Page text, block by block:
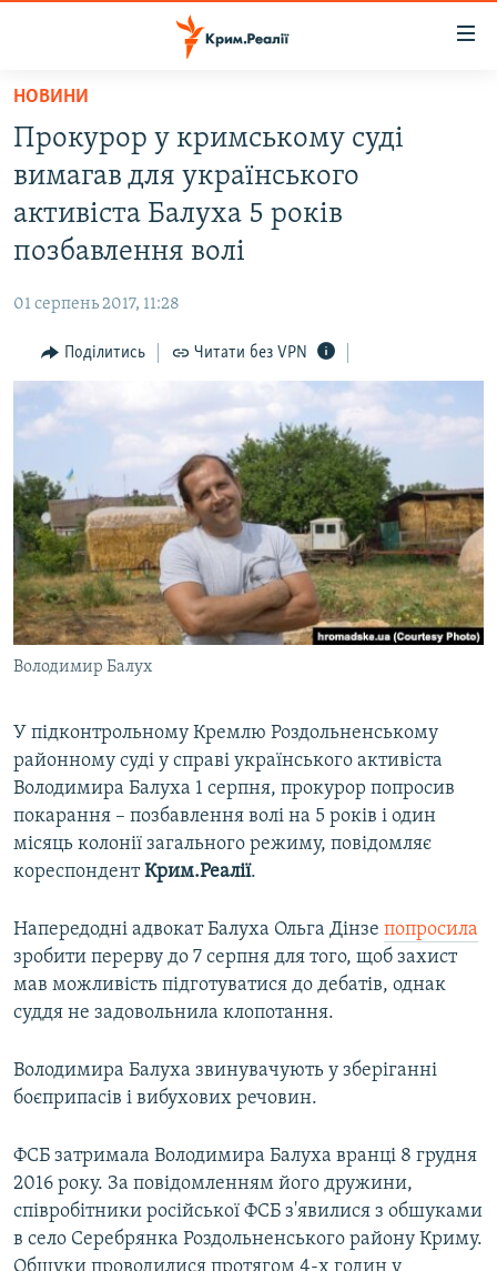
Перейти
основного
матеріалу
до
основної
Перейти
пошуку
ВОДА.КРИМ
ВІДЕО ТА ФОТО
ПОЛІТИКА
ПОГЛЯД
ІНТЕРВ'Ю
СПЕЦПРОЕКТИ
ДЕПОРТАЦІЯ
ВІДЕОУРОКИ «ELIFBE»
СВІДЧЕННЯ ОКУПАЦІЇ
УКРАЇНСЬКА ПРОБЛЕМА КРИМУ
ІНФОГРАФІКА
ЯК ОБІЙТИ БЛОКУВАННЯ
Русский
Qırımtatar
ДОЛУЧАЙСЯ!
Усі сайти RFE/RL
НОВИНИ
Прокурор у кримському суді
вимагав для українського
активіста Балуха 5 років
позбавлення волі
01 серпень 2017, 11:28
Поділитись Читати без VPN
Володимир Балух
У підконтрольному Кремлю Роздольненському
районному суді у справі українського активіста
Володимира Балуха 1 серпня, прокурор попросив
покарання – позбавлення волі на 5 років і один
місяць колонії загального режиму, повідомляє
кореспондентКрим.Реалії.
Напередодні адвокат Балуха Ольга Дінзе попросила
зробити перерву до 7 серпня для того, щоб захист
мав можливість підготуватися до дебатів, однак
суддя не задовольнила клопотання.
Володимира Балуха звинувачують у зберіганні
боєприпасів і вибухових речовин.
ФСБ затримала Володимира Балуха вранці 8 грудня
2016 року. За повідомленням його дружини,
співробітники російської ФСБ з'явилися з обшуками
в село Серебрянка Роздольненського району Криму.